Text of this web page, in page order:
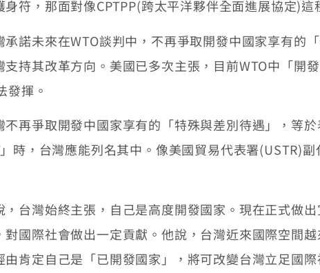
符，那面對像CPTPP(跨太平洋夥伴全面進展協定)
未來在WTO談判中，不再爭取開發中國家享有的
支持其改革方向。美國已多次主張，目前WTO中「開
發揮。
爭取開發中國家享有的「特殊與差別待遇」，等於
，台灣應能列名其中。像美國貿易代表署(USTR)副
灣始終主張，自己是高度開發國家。現在正式做出
對國際社會做出一定貢獻。他說，台灣近來國際空間
由肯定自己是「已開發國家」，將可改變台灣立足國